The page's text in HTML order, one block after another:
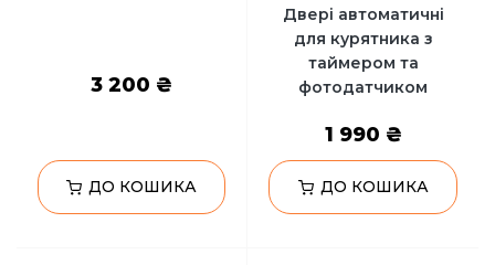
3 200 ₴
ДО КОШИКА
Двері автоматичні
для курятника з
таймером та
фотодатчиком
1 990 ₴
ДО КОШИКА